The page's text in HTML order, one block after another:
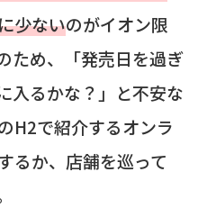
少ないのがイオン限
ため、「発売日を過ぎ
入るかな？」と不安な
H2で紹介するオンラ
るか、店舗を巡って